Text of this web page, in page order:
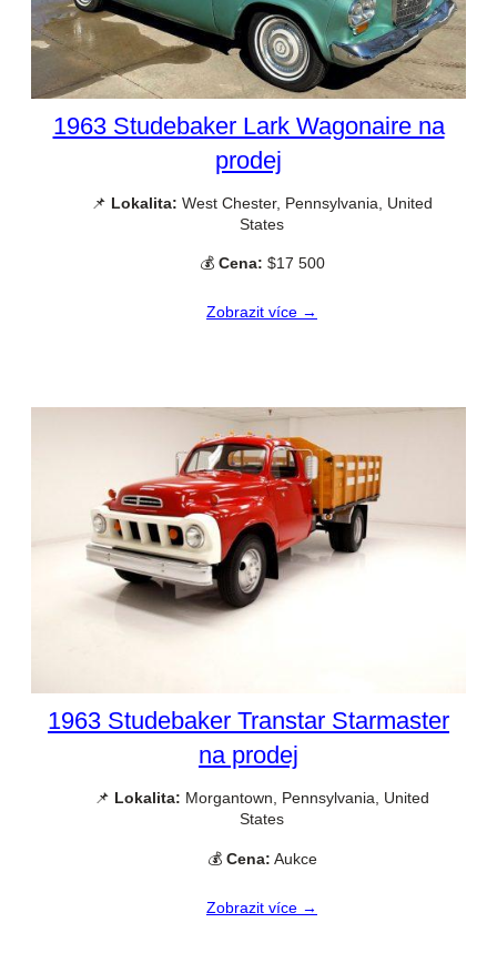
1963 Studebaker Lark Wagonaire na
prodej
📌 Lokalita: West Chester, Pennsylvania, United
States
💰 Cena: $17 500
Zobrazit více →
1963 Studebaker Transtar Starmaster
na prodej
📌 Lokalita: Morgantown, Pennsylvania, United
States
💰 Cena: Aukce
Zobrazit více →